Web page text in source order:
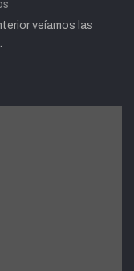
veíamos las